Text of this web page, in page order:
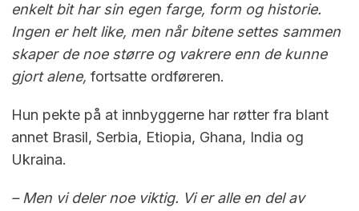
enkelt bit har sin egen farge, form og historie.
Ingen er helt like, men når bitene settes sammen
skaper de noe større og vakrere enn de kunne
gjort alene, fortsatte ordføreren.
Hun pekte på at innbyggerne har røtter fra blant
annet Brasil, Serbia, Etiopia, Ghana, India og
Ukraina.
– Men vi deler noe viktig. Vi er alle en del av